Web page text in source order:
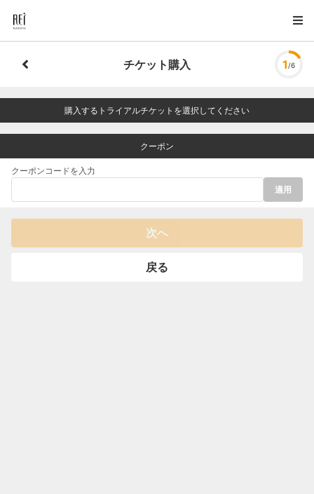
チケット購入 1 /6
購入するトライアルチケットを選択してください
クーポン
クーポンコードを入力
適用
次へ
戻る